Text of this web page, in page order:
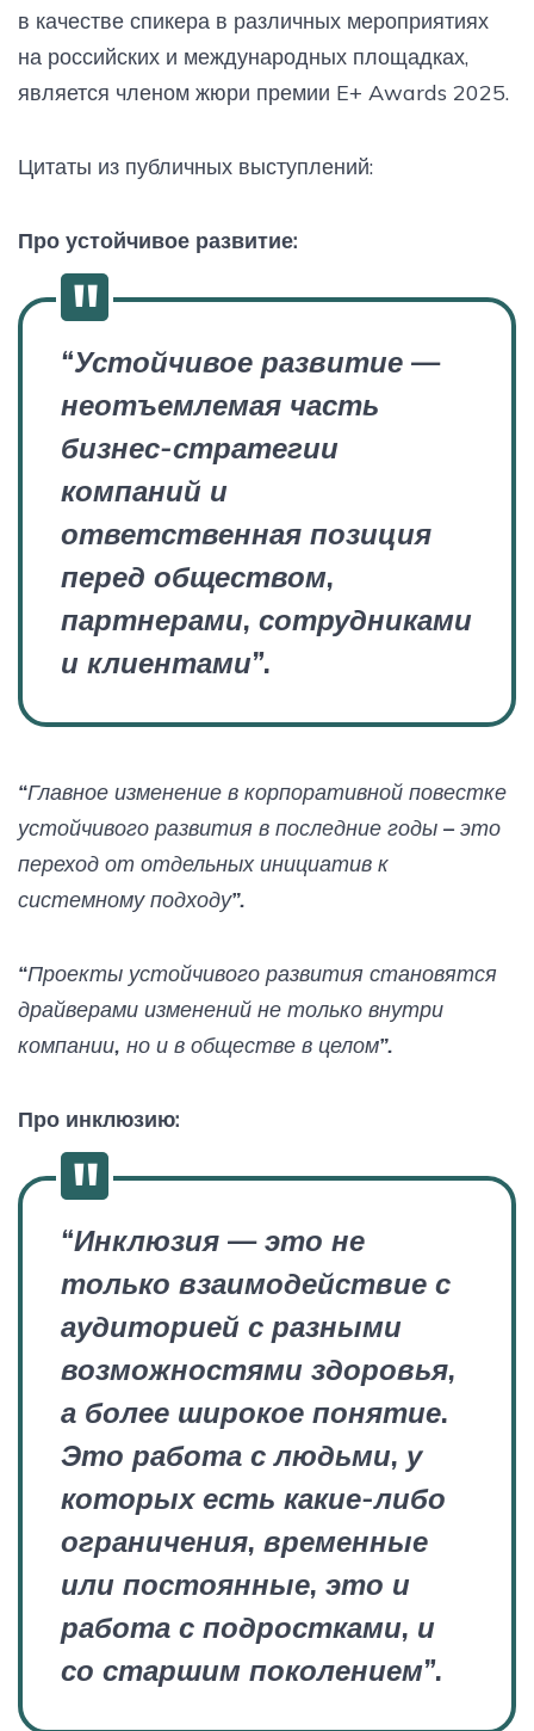
в качестве спикера в различных мероприятиях
на российских и международных площадках,
является членом жюри премии E+ Awards 2025.
Цитаты из публичных выступлений:
Про устойчивое развитие:
“Устойчивое развитие —
неотъемлемая часть
бизнес-стратегии
компаний и
ответственная позиция
перед обществом,
партнерами, сотрудниками
и клиентами”.
“Главное изменение в корпоративной повестке
устойчивого развития в последние годы – это
переход от отдельных инициатив к
системному подходу”.
“Проекты устойчивого развития становятся
драйверами изменений не только внутри
компании, но и в обществе в целом”.
Про инклюзию:
“Инклюзия — это не
только взаимодействие с
аудиторией с разными
возможностями здоровья,
а более широкое понятие.
Это работа с людьми, у
которых есть какие-либо
ограничения, временные
или постоянные, это и
работа с подростками, и
со старшим поколением”.